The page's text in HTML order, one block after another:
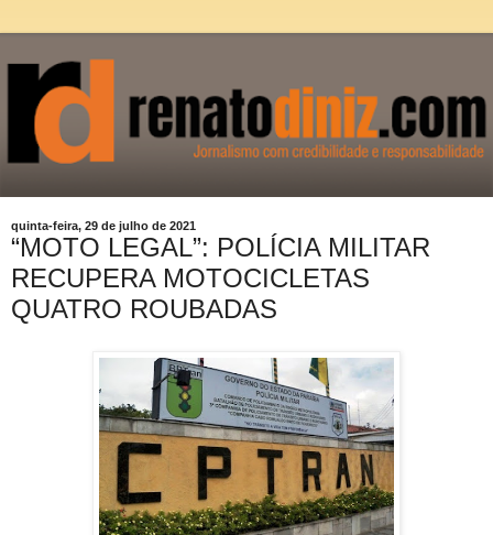
quinta-feira, 29 de julho de 2021
“MOTO LEGAL”: POLÍCIA MILITAR
RECUPERA MOTOCICLETAS
QUATRO ROUBADAS